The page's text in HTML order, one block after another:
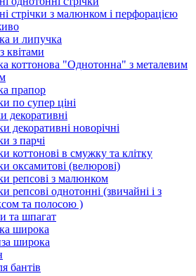
стрічки з малюнком і перфорацією
и липучка
квітами
коттонова "Однотонна" з металевим
прапор
по супер ціні
декоративні
декоративні новорічні
з парчі
коттонові в смужку та клітку
оксамитові (велюрові)
репсові з малюнком
репсові однотонні (звичайні і з
та полосою )
та шпагат
широка
широка
бантів